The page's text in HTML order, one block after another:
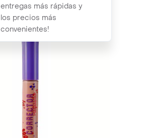
entregas más rápidas y
los precios más
convenientes!